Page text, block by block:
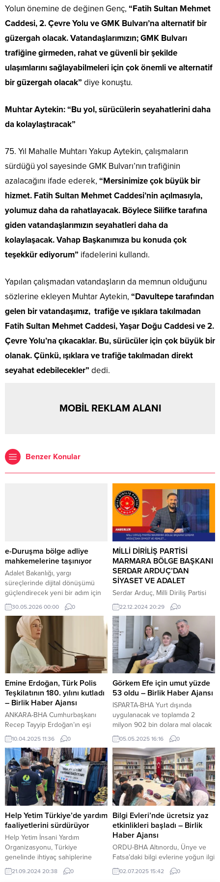
Yolun önemine de değinen Genç, “Fatih Sultan Mehmet
Caddesi, 2. Çevre Yolu ve GMK Bulvarı’na alternatif bir
güzergah olacak. Vatandaşlarımızın; GMK Bulvarı
trafiğine girmeden, rahat ve güvenli bir şekilde
ulaşımlarını sağlayabilmeleri için çok önemli ve alternatif
bir güzergah olacak” diye konuştu.
Muhtar Aytekin: “Bu yol, sürücülerin seyahatlerini daha
da kolaylaştıracak”
75. Yıl Mahalle Muhtarı Yakup Aytekin, çalışmaların
sürdüğü yol sayesinde GMK Bulvarı’nın trafiğinin
azalacağını ifade ederek, “Mersinimize çok büyük bir
hizmet. Fatih Sultan Mehmet Caddesi’nin açılmasıyla,
yolumuz daha da rahatlayacak. Böylece Silifke tarafına
giden vatandaşlarımızın seyahatleri daha da
kolaylaşacak. Vahap Başkanımıza bu konuda çok
teşekkür ediyorum” ifadelerini kullandı.
Yapılan çalışmadan vatandaşların da memnun olduğunu
sözlerine ekleyen Muhtar Aytekin, “Davultepe tarafından
gelen bir vatandaşımız, trafiğe ve ışıklara takılmadan
Fatih Sultan Mehmet Caddesi, Yaşar Doğu Caddesi ve 2.
Çevre Yolu’na çıkacaklar. Bu, sürücüler için çok büyük bir
olanak. Çünkü, ışıklara ve trafiğe takılmadan direkt
seyahat edebilecekler” dedi.
MOBİL REKLAM ALANI
Benzer Konular
e-Duruşma bölge adliye
mahkemelerine taşınıyor
Adalet Bakanlığı, yargı
süreçlerinde dijital dönüşümü
güçlendirecek yeni bir adım için
harekete geçti.
30.05.2026 00:00 0
MİLLİ DİRİLİŞ PARTİSİ
MARMARA BÖLGE BAŞKANI
SERDAR ARDUÇ’DAN
SİYASET VE ADALET
Serdar Arduç, Milli Diriliş Partisi
Marmara Bölge Başkanı olarak
yaptığı açıklamada, siyasetle ilgili
önemli bir görüş paylaştı. Arduç,
“Siyaset herkesin işi değil,
siyasetçi olmak adaletli olmak
demektir” şeklinde konuşarak,
siyaset ve siyasetçiliğin sadece
bir iş ya da görev değil, derin bir
sorumluluk taşıyan bir alan
olduğunu vurguladı. Bu açıklama,
siyasetin...
22.12.2024 20:29 0
Emine Erdoğan, Türk Polis
Teşkilatının 180. yılını kutladı
– Birlik Haber Ajansı
ANKARA-BHA Cumhurbaşkanı
Recep Tayyip Erdoğan’ın eşi
Emine Erdoğan, Türk Polis
Teşkilatının 180. yılını coşku ile
kutladı. Mahir Polat ev hapsi
kararıyla tahliye edildi Emine
Erdoğan, sosyal medya
hesabından yaptığı paylaşımda,
şunları kaydetti: “Vatanımızın dört
bir köşesinde güvenin adı olan
Türk Polis Teşkilatımızın 180’inci
kuruluş yıl dönümünü
kutluyorum. Fedakarlığı görev
bilen...
10.04.2025 11:36 0
Görkem Efe için umut yüzde
53 oldu – Birlik Haber Ajansı
ISPARTA-BHA Yurt dışında
uygulanacak ve toplamda 2
milyon 902 bin dolara mal olacak
tedavi için Isparta Valiliği onayıyla
başlatılan bağış kampanyasında
şimdiye dek umutların yüzde 53’ü
tamamlandı. Ancak hala yaklaşık
54 milyon liralık bir desteğe daha
ihtiyaç var. Türkiye’nin dört bir
yanından gönüllüler kampanyaya
el uzatırken, Isparta’da da yardım
seferberliği...
05.05.2025 16:16 0
Help Yetim Türkiye’de yardım
faaliyetlerini sürdürüyor
Help Yetim İnsani Yardım
Organizasyonu, Türkiye
genelinde ihtiyaç sahiplerine
yönelik gıda ve yetimlere yönelik
giyim yardımlarını sürdürüyor.
21.09.2024 20:38 0
Bilgi Evleri’nde ücretsiz yaz
etkinlikleri başladı – Birlik
Haber Ajansı
ORDU-BHA Altınordu, Ünye ve
Fatsa’daki bilgi evlerine yoğun ilgi
Ordu Büyükşehir Belediyesi Bilgi
Evlerinde ücretsiz yaz etkinlikleri
02.07.2025 15:42 0